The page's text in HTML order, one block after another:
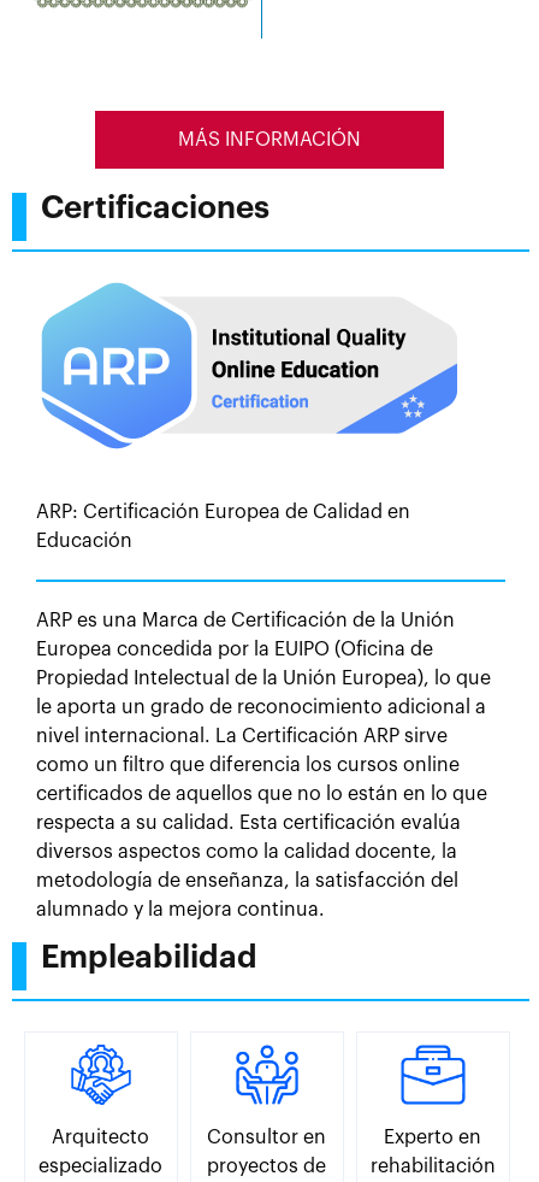
MÁS INFORMACIÓN
Certificaciones
ARP: Certificación Europea de Calidad en
Educación
ARP es una Marca de Certificación de la Unión
Europea concedida por la EUIPO (Oficina de
Propiedad Intelectual de la Unión Europea), lo que
le aporta un grado de reconocimiento adicional a
nivel internacional. La Certificación ARP sirve
como un filtro que diferencia los cursos online
certificados de aquellos que no lo están en lo que
respecta a su calidad. Esta certificación evalúa
diversos aspectos como la calidad docente, la
metodología de enseñanza, la satisfacción del
alumnado y la mejora continua.
Empleabilidad
Arquitecto
especializado
Consultor en
proyectos de
Experto en
rehabilitación